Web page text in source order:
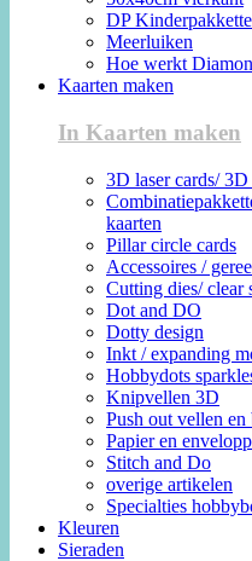
DP
Meerluiken
Hoe werkt
Kaarten maken
In Kaarten maken
3D laser cards/
kaarten
Pillar circle cards
Accessoires /
Cutting dies/ clear
Dot and DO
Dotty design
Inkt / expanding
Hobbydots
Knipvellen 3D
Push out vellen en
Papier en
Stitch and Do
overige artikelen
Specialties
Kleuren
Sieraden